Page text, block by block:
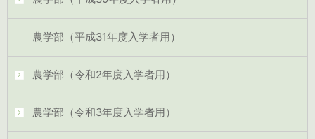
農学部（平成31年度入学者用）
農学部（令和2年度入学者用）
農学部（令和3年度入学者用）